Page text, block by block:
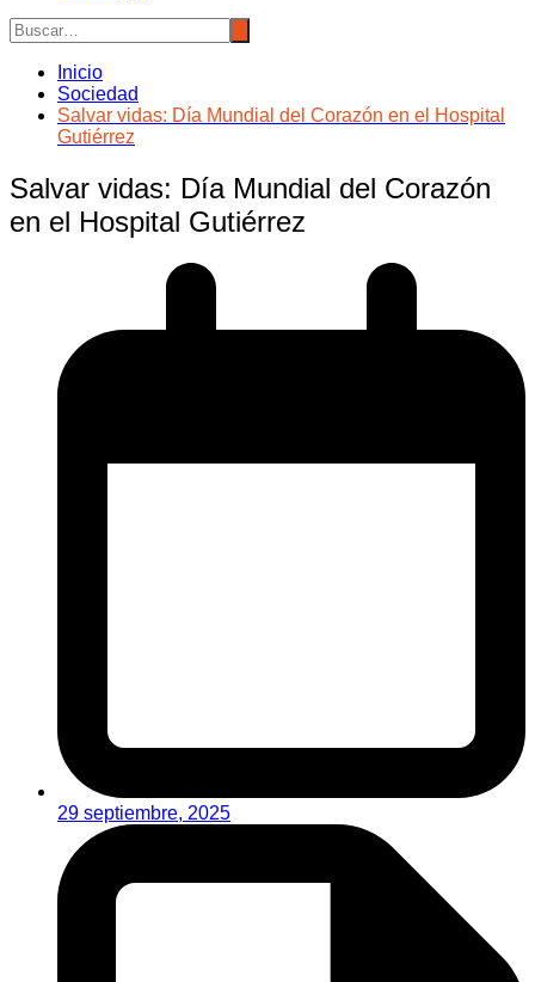
Inicio
Sociedad
Salvar vidas: Día Mundial del Corazón en el Hospital
Gutiérrez
Salvar vidas: Día Mundial del Corazón
en el Hospital Gutiérrez
29 septiembre, 2025